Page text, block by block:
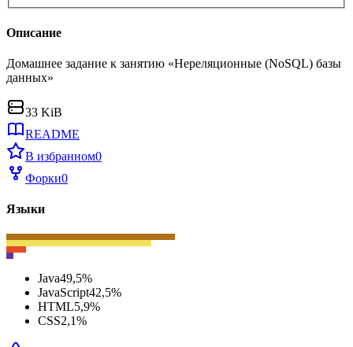
Описание
Домашнее задание к занятию «Нереляционные (NoSQL) базы
данных»
33 KiB
README
В избранном0
Форки0
Языки
Java49,5%
JavaScript42,5%
HTML5,9%
CSS2,1%